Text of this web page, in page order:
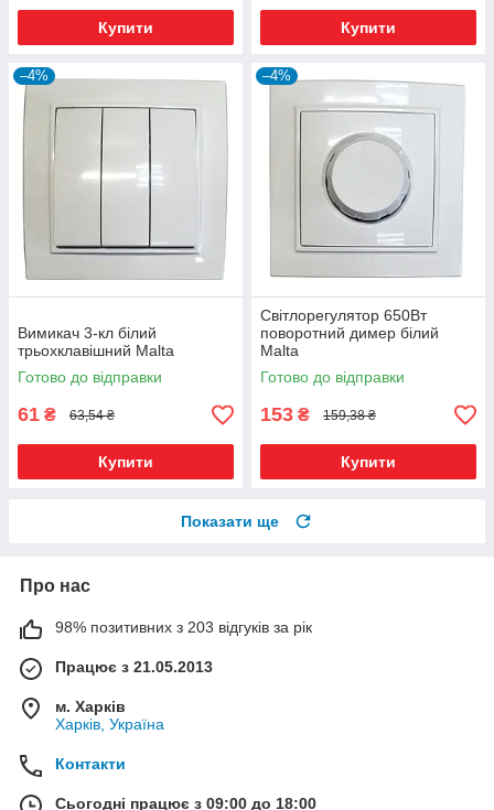
Купити Купити
–4%
Вимикач 3-кл білий
трьохклавішний Malta
Готово до відправки
61 ₴ 63,54 ₴
Купити
–4%
Світлорегулятор 650Вт
поворотний димер білий
Malta
Готово до відправки
153 ₴ 159,38 ₴
Купити
Показати ще
Про нас
98% позитивних з 203 відгуків за рік
Працює з 21.05.2013
м. Харків
Харків, Україна
Контакти
Сьогодні працює з 09:00 до 18:00